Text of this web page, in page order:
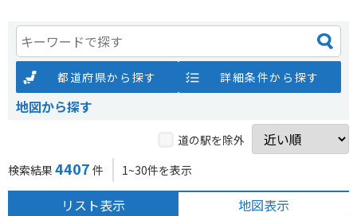
都道府県から探す 詳細条件から探す
地図から探す
道の駅を除外
検索結果 4407 件 1~30件を表示
リスト表示 地図表示